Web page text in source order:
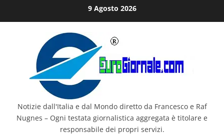
al
9 Agosto 2026
Notizie dall'Italia e dal Mondo diretto da Francesco e Raf
Nugnes – Ogni testata giornalistica aggregata è titolare e
responsabile dei propri servizi.